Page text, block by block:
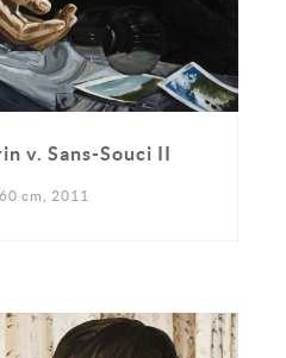
v. Sans-Souci II
cm, 2011